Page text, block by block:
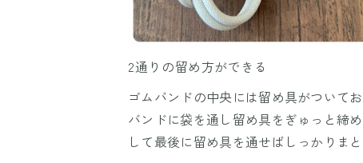
2通りの留め方ができる
ゴムバンドの中央には留め具がついて
バンドに袋を通し留め具をぎゅっと締
して最後に留め具を通せばしっかりま